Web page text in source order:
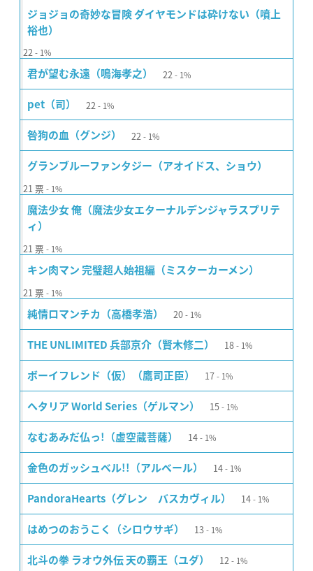
ジョジョの奇妙な冒険 ダイヤモンドは砕けない（噴上
裕也）
22 1%
君が望む永遠（鳴海孝之） 22 1%
pet（司） 22 1%
咎狗の血（グンジ） 22 1%
グランブルーファンタジー（アオイドス、ショウ）
21 票 1%
魔法少女 俺（魔法少女エターナルデンジャラスプリテ
ィ）
21 票 1%
キン肉マン 完璧超人始祖編（ミスターカーメン）
21 票 1%
純情ロマンチカ（高橋孝浩） 20 1%
THE UNLIMITED 兵部京介（賢木修二） 18 1%
ボーイフレンド（仮）（鷹司正臣） 17 1%
ヘタリア World Series（ゲルマン） 15 1%
なむあみだ仏っ!（虚空蔵菩薩） 14 1%
金色のガッシュベル!!（アルベール） 14 1%
PandoraHearts（グレン゠バスカヴィル） 14 1%
はめつのおうこく（シロウサギ） 13 1%
北斗の拳 ラオウ外伝 天の覇王（ユダ） 12 1%